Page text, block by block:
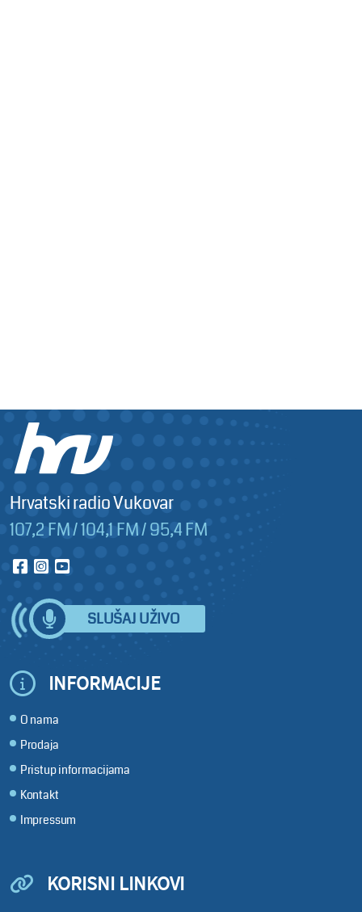
Hrvatski radio Vukovar
107,2 FM / 104,1 FM / 95,4 FM
SLUŠAJ UŽIVO
INFORMACIJE
O nama
Prodaja
Pristup informacijama
Kontakt
Impressum
KORISNI LINKOVI